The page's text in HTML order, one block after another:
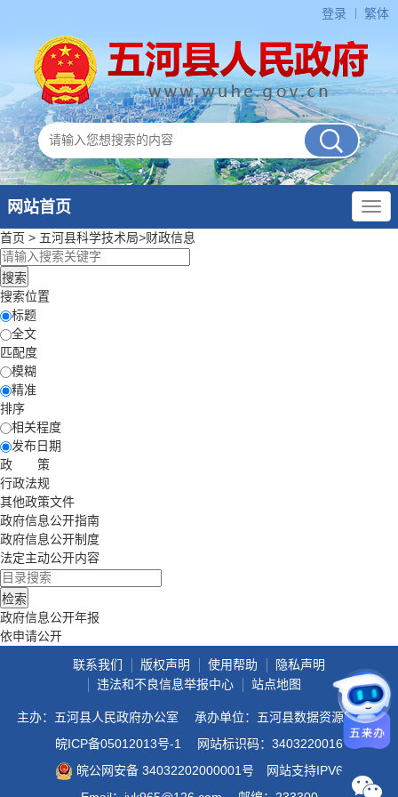
登录 繁体
网站首页
首页 > 五河县科学技术局>财政信息
搜索位置
标题
全文
匹配度
模糊
精准
排序
相关程度
发布日期
政 策
行政法规
其他政策文件
政府信息公开指南
政府信息公开制度
法定主动公开内容
政府信息公开年报
依申请公开
联系我们
版权声明 使用帮助
隐私声明
违法和不良信息举报中心
站点地图
主办：五河县人民政府办公室
承办单位：五河县数据资源管理局
皖ICP备05012013号-1
网站标识码：3403220016
皖公网安备 34032202000001号
网站支持IPV6